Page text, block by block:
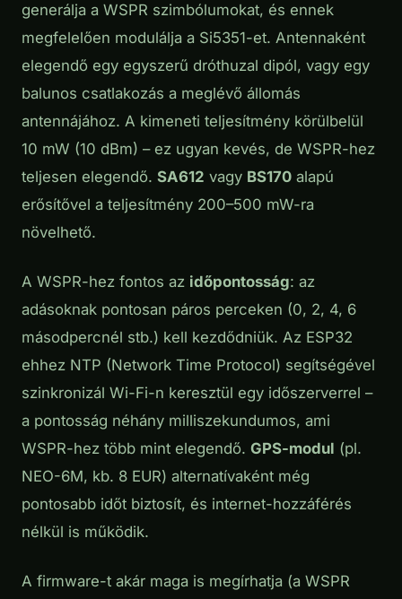
generálja a WSPR szimbólumokat, és ennek
megfelelően modulálja a Si5351-et. Antennaként
elegendő egy egyszerű dróthuzal dipól, vagy egy
balunos csatlakozás a meglévő állomás
antennájához. A kimeneti teljesítmény körülbelül
10 mW (10 dBm) – ez ugyan kevés, de WSPR-hez
teljesen elegendő. SA612 vagy BS170 alapú
erősítővel a teljesítmény 200–500 mW-ra
növelhető.
A WSPR-hez fontos az időpontosság: az
adásoknak pontosan páros perceken (0, 2, 4, 6
másodpercnél stb.) kell kezdődniük. Az ESP32
ehhez NTP (Network Time Protocol) segítségével
szinkronizál Wi-Fi-n keresztül egy időszerverrel –
a pontosság néhány milliszekundumos, ami
WSPR-hez több mint elegendő. GPS-modul (pl.
NEO-6M, kb. 8 EUR) alternatívaként még
pontosabb időt biztosít, és internet-hozzáférés
nélkül is működik.
A firmware-t akár maga is megírhatja (a WSPR